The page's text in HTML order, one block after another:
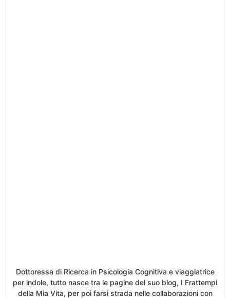
Dottoressa di Ricerca in Psicologia Cognitiva e viaggiatrice
per indole, tutto nasce tra le pagine del suo blog, I Frattempi
della Mia Vita, per poi farsi strada nelle collaborazioni con